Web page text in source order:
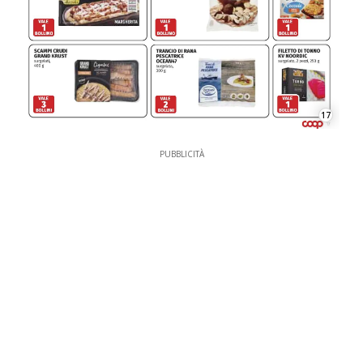
17
PUBBLICITÀ